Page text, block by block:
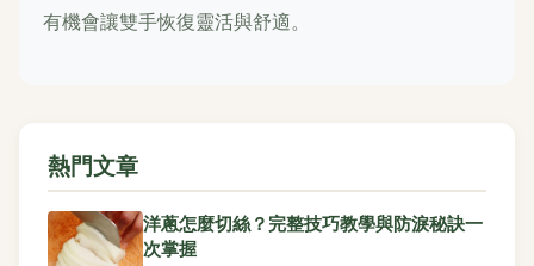
有機會讓雙手恢復靈活與舒適。
熱門文章
洋蔥怎麼切絲？完整技巧教學與防淚秘訣一
次掌握